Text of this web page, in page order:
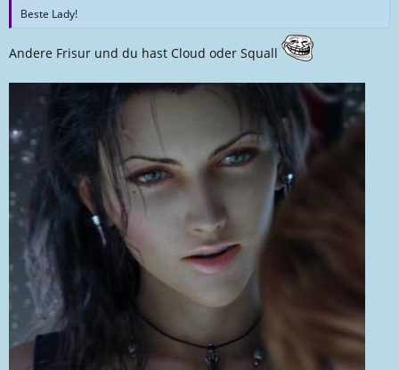
Beste Lady!
Andere Frisur und du hast Cloud oder Squall